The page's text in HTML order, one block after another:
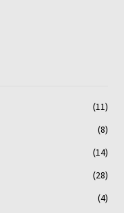
(11)
(8)
(14)
(28)
(4)